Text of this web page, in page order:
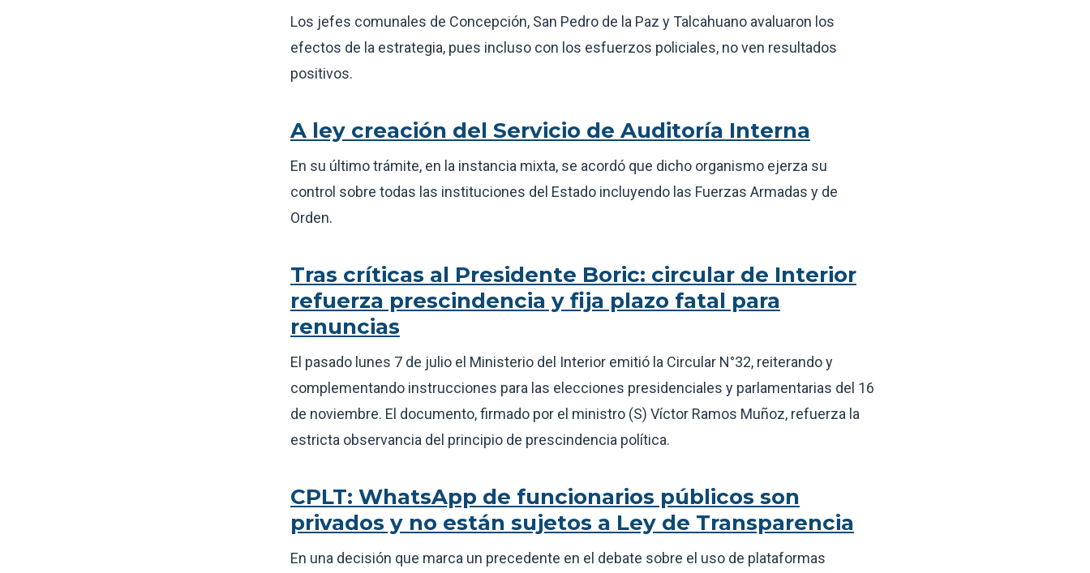
Los jefes comunales de Concepción, San Pedro de la Paz y Talcahuano avaluaron los
efectos de la estrategia, pues incluso con los esfuerzos policiales, no ven resultados
positivos.
A ley creación del Servicio de Auditoría Interna
En su último trámite, en la instancia mixta, se acordó que dicho organismo ejerza su
control sobre todas las instituciones del Estado incluyendo las Fuerzas Armadas y de
Orden.
Tras críticas al Presidente Boric: circular de Interior
refuerza prescindencia y fija plazo fatal para
renuncias
El pasado lunes 7 de julio el Ministerio del Interior emitió la Circular N°32, reiterando y
complementando instrucciones para las elecciones presidenciales y parlamentarias del 16
de noviembre. El documento, firmado por el ministro (S) Víctor Ramos Muñoz, refuerza la
estricta observancia del principio de prescindencia política.
CPLT: WhatsApp de funcionarios públicos son
privados y no están sujetos a Ley de Transparencia
En una decisión que marca un precedente en el debate sobre el uso de plataformas